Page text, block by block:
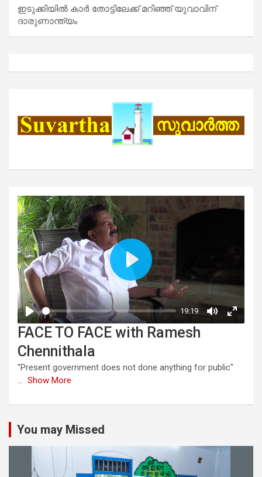
ഇടുക്കിയിൽ കാർ തോട്ടിലേക്ക് മറിഞ്ഞ് യുവാവിന്
ദാരുണാന്ത്യം
FACE TO FACE with Ramesh
Chennithala
"Present government does not done anything for public"
... Show More
You may Missed